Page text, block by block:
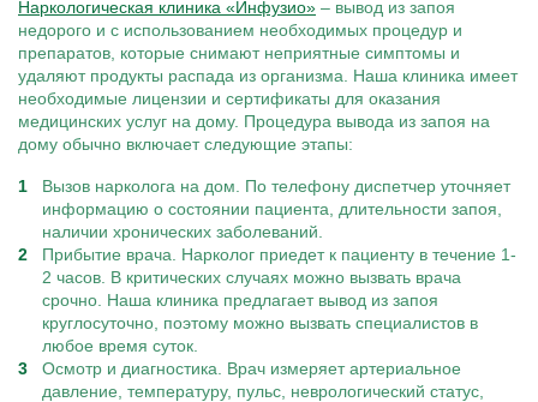
Наркологическая клиника «Инфузио» – вывод из запоя
недорого и с использованием необходимых процедур и
препаратов, которые снимают неприятные симптомы и
удаляют продукты распада из организма. Наша клиника имеет
необходимые лицензии и сертификаты для оказания
медицинских услуг на дому. Процедура вывода из запоя на
дому обычно включает следующие этапы:
Вызов нарколога на дом. По телефону диспетчер уточняет
информацию о состоянии пациента, длительности запоя,
наличии хронических заболеваний.
Прибытие врача. Нарколог приедет к пациенту в течение 1-
2 часов. В критических случаях можно вызвать врача
срочно. Наша клиника предлагает вывод из запоя
круглосуточно, поэтому можно вызвать специалистов в
любое время суток.
Осмотр и диагностика. Врач измеряет артериальное
давление, температуру, пульс, неврологический статус,